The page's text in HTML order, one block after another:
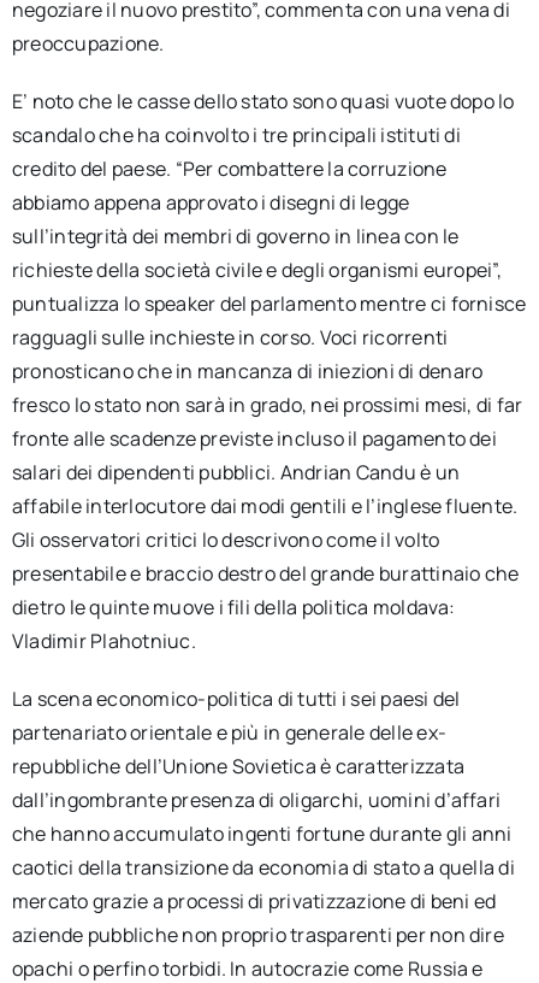
negoziare il nuovo prestito”, commenta con una vena di
preoccupazione.
E’ noto che le casse dello stato sono quasi vuote dopo lo
scandalo che ha coinvolto i tre principali istituti di
credito del paese. “Per combattere la corruzione
abbiamo appena approvato i disegni di legge
sull’integrità dei membri di governo in linea con le
richieste della società civile e degli organismi europei”,
puntualizza lo speaker del parlamento mentre ci fornisce
ragguagli sulle inchieste in corso. Voci ricorrenti
pronosticano che in mancanza di iniezioni di denaro
fresco lo stato non sarà in grado, nei prossimi mesi, di far
fronte alle scadenze previste incluso il pagamento dei
salari dei dipendenti pubblici. Andrian Candu è un
affabile interlocutore dai modi gentili e l’inglese fluente.
Gli osservatori critici lo descrivono come il volto
presentabile e braccio destro del grande burattinaio che
dietro le quinte muove i fili della politica moldava:
Vladimir Plahotniuc.
La scena economico-politica di tutti i sei paesi del
partenariato orientale e più in generale delle ex-
repubbliche dell’Unione Sovietica è caratterizzata
dall’ingombrante presenza di oligarchi, uomini d’affari
che hanno accumulato ingenti fortune durante gli anni
caotici della transizione da economia di stato a quella di
mercato grazie a processi di privatizzazione di beni ed
aziende pubbliche non proprio trasparenti per non dire
opachi o perfino torbidi. In autocrazie come Russia e